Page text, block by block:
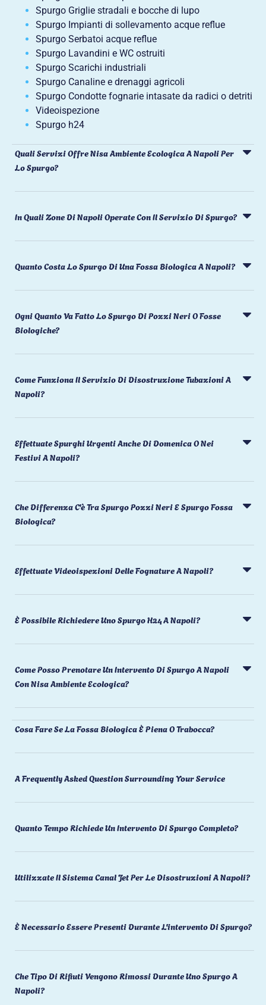
Spurgo Griglie stradali e bocche di lupo
Spurgo Impianti di sollevamento acque reflue
Spurgo Serbatoi acque reflue
Spurgo Lavandini e WC ostruiti
Spurgo Scarichi industriali
Spurgo Canaline e drenaggi agricoli
Spurgo Condotte fognarie intasate da radici o detriti
Videoispezione
Spurgo h24
Quali Servizi Offre Nisa Ambiente Ecologica A Napoli Per
Lo Spurgo?
In Quali Zone Di Napoli Operate Con Il Servizio Di Spurgo?
Quanto Costa Lo Spurgo Di Una Fossa Biologica A Napoli?
Ogni Quanto Va Fatto Lo Spurgo Di Pozzi Neri O Fosse
Biologiche?
Come Funziona Il Servizio Di Disostruzione Tubazioni A
Napoli?
Effettuate Spurghi Urgenti Anche Di Domenica O Nei
Festivi A Napoli?
Che Differenza C'è Tra Spurgo Pozzi Neri E Spurgo Fossa
Biologica?
Effettuate Videoispezioni Delle Fognature A Napoli?
È Possibile Richiedere Uno Spurgo H24 A Napoli?
Come Posso Prenotare Un Intervento Di Spurgo A Napoli
Con Nisa Ambiente Ecologica?
Cosa Fare Se La Fossa Biologica È Piena O Trabocca?
A Frequently Asked Question Surrounding Your Service
Quanto Tempo Richiede Un Intervento Di Spurgo Completo?
Utilizzate Il Sistema Canal Jet Per Le Disostruzioni A Napoli?
È Necessario Essere Presenti Durante L'intervento Di Spurgo?
Che Tipo Di Rifiuti Vengono Rimossi Durante Uno Spurgo A
Napoli?